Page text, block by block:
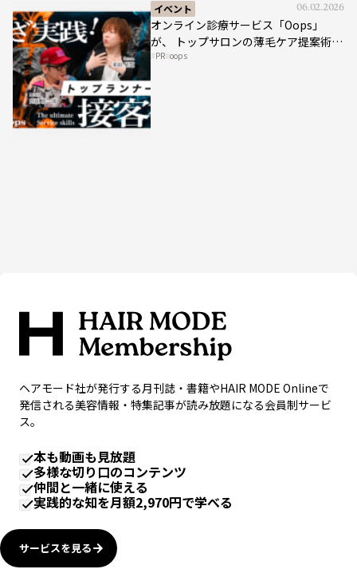
イベント 06.02.2026
オンライン診療サービス「Oops」
が、 トップサロンの薄毛ケア提案術を
HAIRCAMPで公開！
PR oops
ヘアモード社が発行する月刊誌・書籍やHAIR MODE Onlineで
発信される美容情報・特集記事が読み放題になる会員制サービ
ス。
本も動画も見放題
多様な切り口のコンテンツ
仲間と一緒に使える
実践的な知を月額2,970円で学べる
サービスを見る